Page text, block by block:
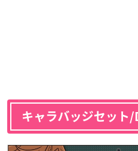
キャラバッジセット